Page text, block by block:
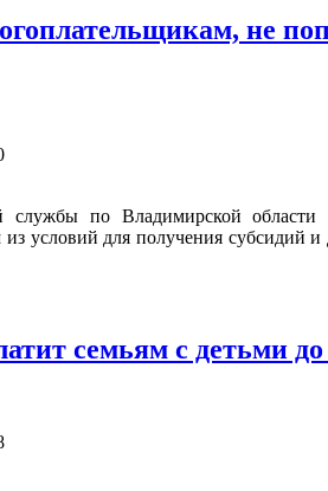
не
службы по Владимирской
условий для получения субсидий
семьям с детьми